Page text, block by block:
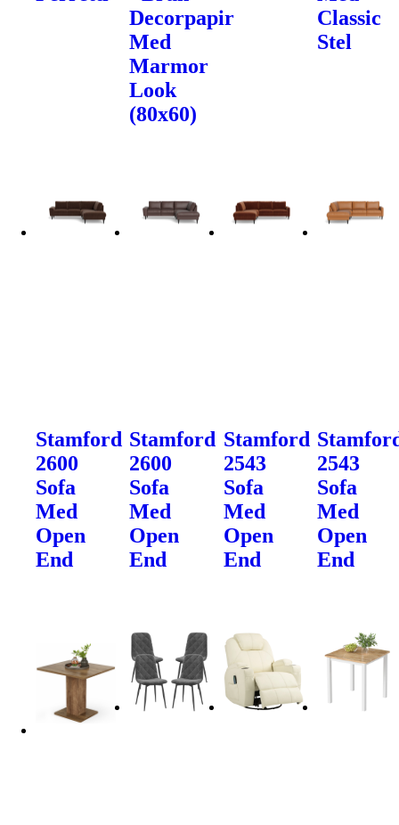
Decorpapir
Med
Marmor
Look
(80x60)
Classic
Stel
Stamford
2600
Sofa
Med
Open
End
Stamford
2600
Sofa
Med
Open
End
Stamford
2543
Sofa
Med
Open
End
2543
Sofa
Med
Open
End